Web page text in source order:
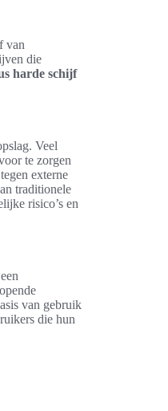
van
die
harde schijf
Veel
te zorgen
externe
traditionele
risico’s en
van gebruik
die hun